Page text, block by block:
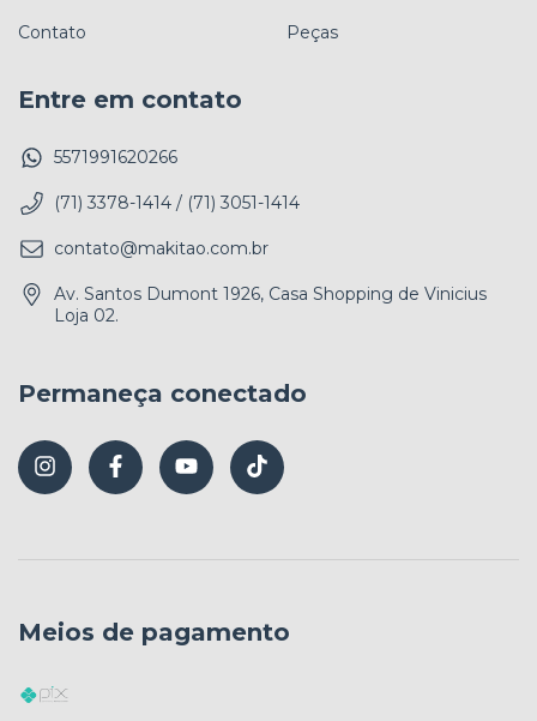
Contato Peças
Entre em contato
5571991620266
(71) 3378-1414 / (71) 3051-1414
contato@makitao.com.br
Av. Santos Dumont 1926, Casa Shopping de Vinicius
Loja 02.
Permaneça conectado
Meios de pagamento